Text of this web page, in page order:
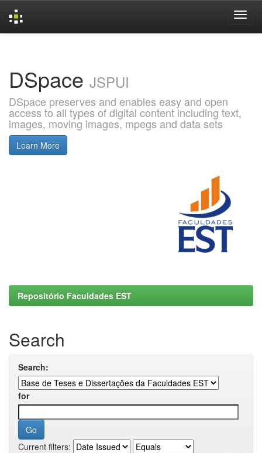
DSpace JSPUI
DSpace preserves and enables easy and open
access to all types of digital content including text,
images, moving images, mpegs and data sets
Learn More
Repositório Faculdades EST
Search
Search:
for
Current filters: